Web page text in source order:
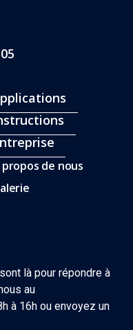
propos de nous
sont là pour répondre à
au
à 16h ou envoyez un